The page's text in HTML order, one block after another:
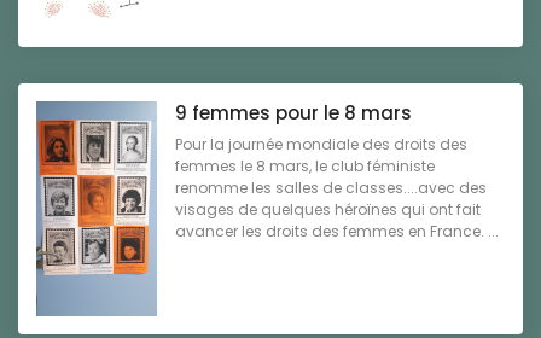
9 femmes pour le 8 mars
Pour la journée mondiale des droits des
femmes le 8 mars, le club féministe
renomme les salles de classes....avec des
visages de quelques héroïnes qui ont fait
avancer les droits des femmes en France. ...